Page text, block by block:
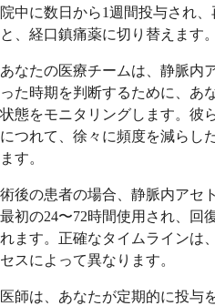
院中に数日から1週間投与され
と、経口鎮痛薬に切り替えます。
あなたの医療チームは、静脈内
った時期を判断するために、あ
状態をモニタリングします。彼
につれて、徐々に頻度を減らし
ます。
術後の患者の場合、静脈内アセ
最初の24〜72時間使用され、回
れます。正確なタイムラインは
セスによって異なります。
医師は、あなたが定期的に投与